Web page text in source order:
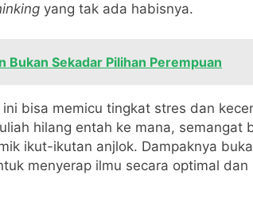
yang tak ada habisnya.
Bukan Sekadar Pilihan Perempuan
bisa memicu tingkat stres dan
hilang entah ke mana, semangat
ikut-ikutan anjlok. Dampaknya
menyerap ilmu secara optimal